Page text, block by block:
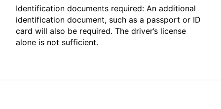
Identification documents required: An additional
identification document, such as a passport or ID
card will also be required. The driver’s license
alone is not sufficient.